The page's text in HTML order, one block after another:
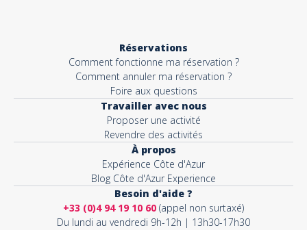
Réservations
Comment fonctionne ma réservation ?
Comment annuler ma réservation ?
Foire aux questions
Travailler avec nous
Proposer une activité
Revendre des activités
À propos
Expérience Côte d'Azur
Blog Côte d'Azur Experience
Besoin d'aide ?
+33 (0)4 94 19 10 60 (appel non surtaxé)
Du lundi au vendredi 9h-12h | 13h30-17h30